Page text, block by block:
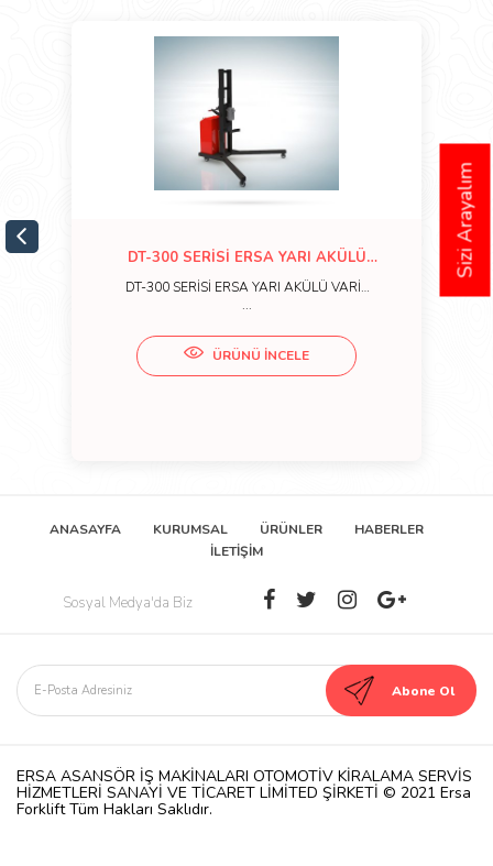
DT-300 SERİSİ ERSA YARI AKÜLÜ
VARİL TAŞIMA İSTİF MAKİNASI (300 KG
)
DT-300 SERİSİ ERSA YARI AKÜLÜ VARİL
...
ÜRÜNÜ İNCELE
ANASAYFA KURUMSAL ÜRÜNLER
HABERLER
İLETİŞİM
Sosyal Medya'da Biz
ERSA ASANSÖR İŞ MAKİNALARI OTOMOTİV KİRALAMA SERVİS
HİZMETLERİ SANAYİ VE TİCARET LİMİTED ŞİRKETİ © 2021 Ersa
Forklift Tüm Hakları Saklıdır.
Sizi Arayalım